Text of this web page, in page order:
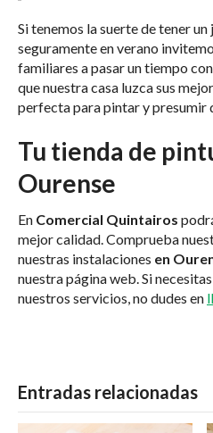
Si tenemos la suerte de tener
seguramente en verano
familiares a pasar un tiempo
que nuestra casa luzca sus
perfecta para pintar y presumir
Tu tienda de
Ourense
En Comercial Quintairos
mejor calidad. Comprueba
nuestras instalaciones en
nuestra página web. Si
nuestros servicios, no dudes en
Entradas relacionadas